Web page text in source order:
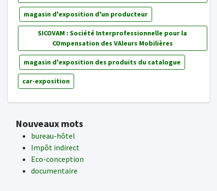
magasin d'exposition d'un producteur
SICOVAM : Société Interprofessionnelle pour la
COmpensation des VAleurs Mobilières
magasin d'exposition des produits du catalogue
car-exposition
Nouveaux mots
bureau-hôtel
Impôt indirect
Eco-conception
documentaire